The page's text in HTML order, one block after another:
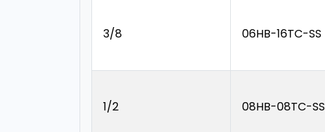
3/8 06HB-16TC-SS
1/2 08HB-08TC-SS